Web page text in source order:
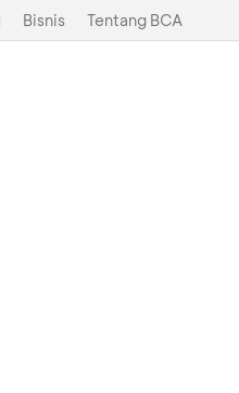
Bisnis Tentang BCA